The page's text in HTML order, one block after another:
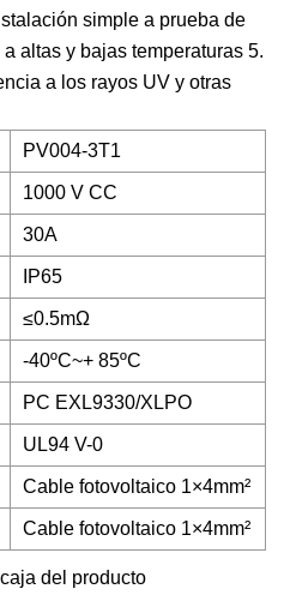
simple a prueba de
altas y bajas temperaturas 5.
a los rayos UV y otras
PV004-3T1
1000 V CC
30A
IP65
≤0.5mΩ
-40ºC~+ 85ºC
PC EXL9330/XLPO
UL94 V-0
Cable fotovoltaico 1×4mm²
Cable fotovoltaico 1×4mm²
del producto